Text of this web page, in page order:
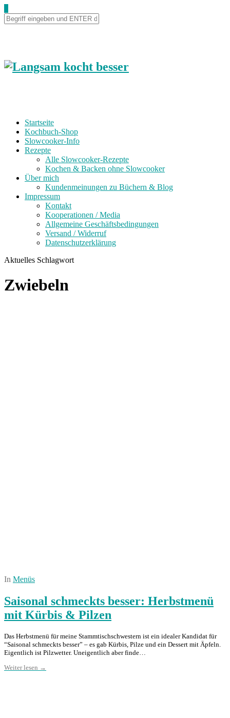
Startseite
Kochbuch-Shop
Slowcooker-Info
Rezepte
Alle Slowcooker-Rezepte
Kochen & Backen ohne Slowcooker
Über mich
Kundenmeinungen zu Büchern & Blog
Impressum
Kontakt
Kooperationen / Media
Allgemeine Geschäftsbedingungen
Versand / Widerruf
Datenschutzerklärung
Aktuelles Schlagwort
Zwiebeln
In Menüs
Saisonal schmeckts besser: Herbstmenü
mit Kürbis & Pilzen
Das Herbstmenü für meine Stammtischschwestern ist ein idealer Kandidat für
“Saisonal schmeckts besser” – es gab Kürbis, Pilze und ein Dessert mit Äpfeln.
Eigentlich ist Pilzwetter. Uneigentlich aber finde…
Weiter lesen →